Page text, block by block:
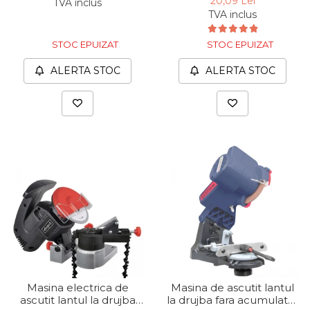
Pat Mobil Auto
Cric Hidraulic
Set / trusa chei tubulare
Chei Tubulare
(combustibil)
Presa Hidraulica Tinichigerie
& Suruburi
Extractor Rulmenti
Presa Hidraulica Ondulare
Cabluri
TVA inclus
STOC EPUIZAT
ALERTA STOC
3903602701, Ø100x10x3.2
mm
TVA inclus
STOC EPUIZAT
ALERTA STOC
Masina electrica de
ascutit lantul la drujba
Masina de ascutit lantul
la drujba fara acumulator